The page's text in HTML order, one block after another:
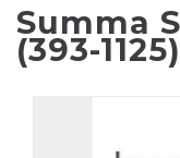
Summa
(393-1125)